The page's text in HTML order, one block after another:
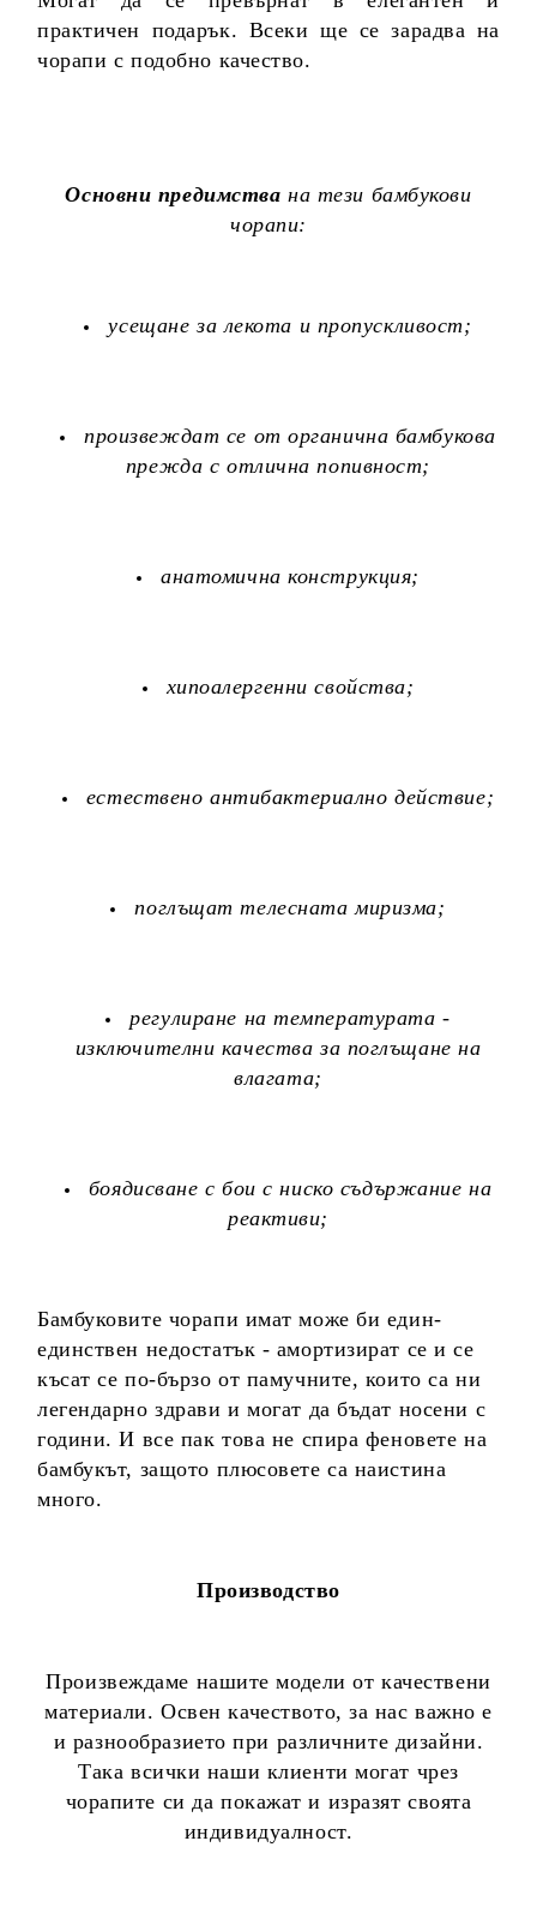
практичен подарък. Всеки ще се зарадва на
чорапи с подобно качество.
Основни предимства на тези бамбукови
чорапи:
усещане за лекота и пропускливост;
произвеждат се от органична бамбукова
прежда с отлична попивност;
анатомична конструкция;
хипоалергенни свойства;
естествено антибактериално действие;
поглъщат телесната миризма;
регулиране на температурата -
изключителни качества за поглъщане на
влагата;
боядисване с бои с ниско съдържание на
реактиви;
Бамбуковите чорапи имат може би един-
единствен недостатък - амортизират се и се
късат се по-бързо от памучните, които са ни
легендарно здрави и могат да бъдат носени с
години. И все пак това не спира феновете на
бамбукът, защото плюсовете са наистина
много.
Производство
Произвеждаме нашите модели от качествени
материали. Освен качеството, за нас важно е
и разнообразието при различните дизайни.
Така всички наши клиенти могат чрез
чорапите си да покажат и изразят своята
индивидуалност.